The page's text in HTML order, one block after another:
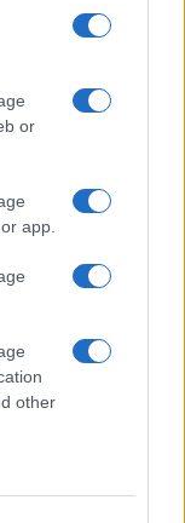
or
app.
other
-3%
Média
variação
mensal
$
8%
$
0,4025
14%
$
11%